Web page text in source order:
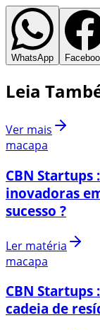
WhatsApp
Leia
Ver mais
macapa
CBN
inovadoras
sucesso ?
Ler matéria
macapa
CBN Startups
cadeia de